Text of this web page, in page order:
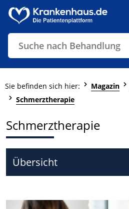
Suche nach Diagnose
Sie befinden sich hier: Magazin
Schmerztherapie
Schmerztherapie
Übersicht